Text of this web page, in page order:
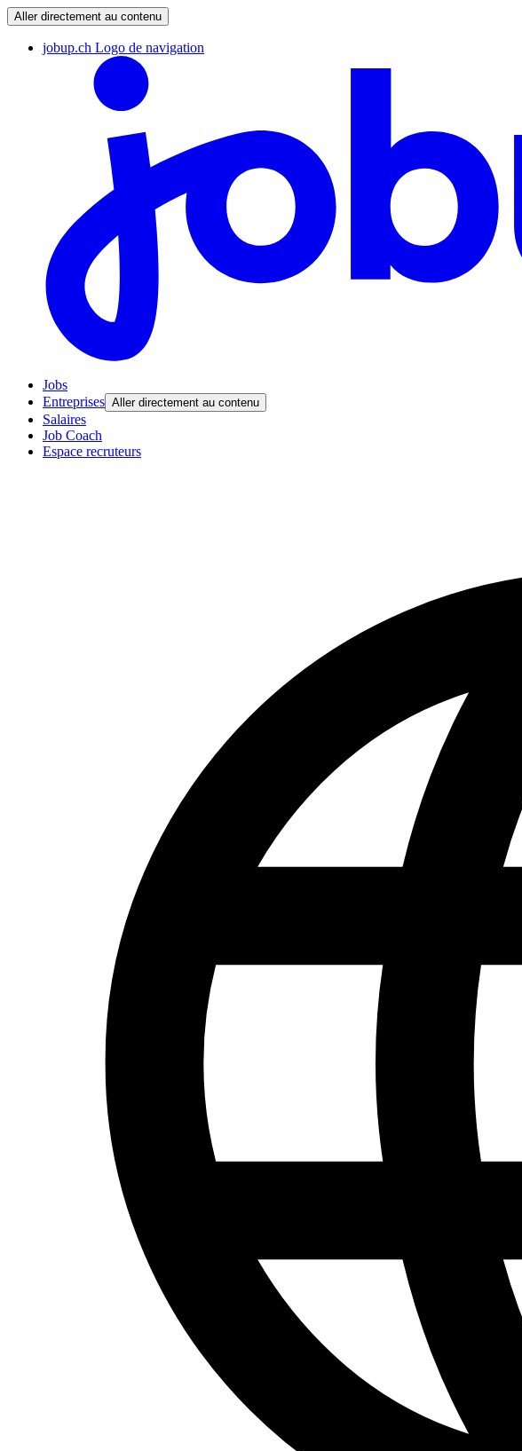
Aller directement au contenu
jobup.ch Logo de navigation
Jobs
Entreprises Aller directement au contenu
Salaires
Job Coach
Espace recruteurs